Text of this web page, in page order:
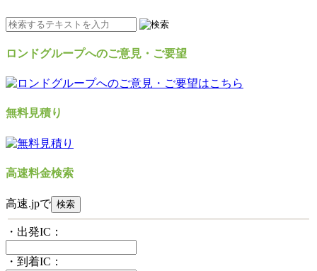
ロンドグループへのご意見・ご要望
無料見積り
高速料金検索
高速.jpで
・出発IC：
・到着IC：